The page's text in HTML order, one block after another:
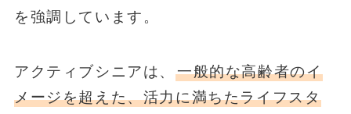
を強調しています。
アクティブシニアは、一般的な高齢者のイ
メージを超えた、活力に満ちたライフスタ